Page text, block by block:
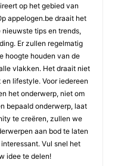
op het gebied van
appelogen.be draait het
tips en trends,
Er zullen regelmatig
hoogte houden van de
vlakken. Het draait niet
lifestyle. Voor iedereen
het onderwerp, niet om
bepaald onderwerp, laat
te creëren, zullen we
aan bod te laten
Vul snel het
idee te delen!